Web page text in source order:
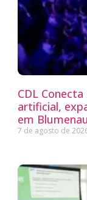
CDL
artificial,
em Blumenau
7 de agosto de